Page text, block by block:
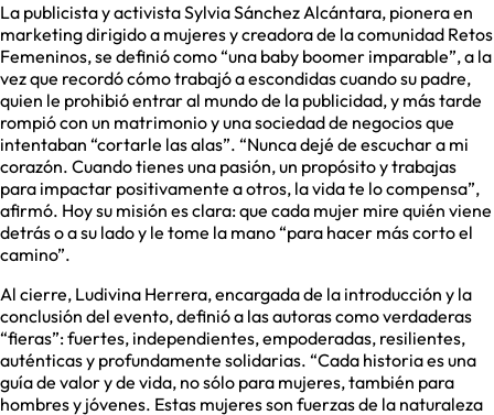
La publicista y activista Sylvia Sánchez Alcántara, pionera en
marketing dirigido a mujeres y creadora de la comunidad Retos
Femeninos, se definió como “una baby boomer imparable”, a la
vez que recordó cómo trabajó a escondidas cuando su padre,
quien le prohibió entrar al mundo de la publicidad, y más tarde
rompió con un matrimonio y una sociedad de negocios que
intentaban “cortarle las alas”. “Nunca dejé de escuchar a mi
corazón. Cuando tienes una pasión, un propósito y trabajas
para impactar positivamente a otros, la vida te lo compensa”,
afirmó. Hoy su misión es clara: que cada mujer mire quién viene
detrás o a su lado y le tome la mano “para hacer más corto el
camino”.
Al cierre, Ludivina Herrera, encargada de la introducción y la
conclusión del evento, definió a las autoras como verdaderas
“fieras”: fuertes, independientes, empoderadas, resilientes,
auténticas y profundamente solidarias. “Cada historia es una
guía de valor y de vida, no sólo para mujeres, también para
hombres y jóvenes. Estas mujeres son fuerzas de la naturaleza